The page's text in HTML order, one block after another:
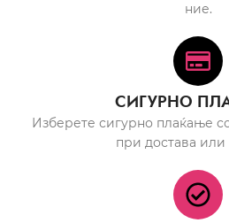
ние.
СИГУРНО
Изберете сигурно плаќање
при достава или